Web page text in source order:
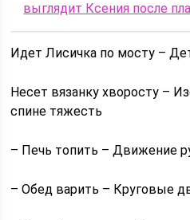
выглядит Ксения после
Идет Лисичка по мосту –
Несет вязанку хворосту –
спине тяжесть
– Печь топить – Движение
– Обед варить – Круговые